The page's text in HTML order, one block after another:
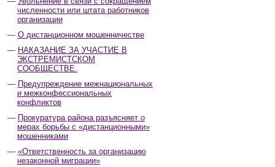
численности или штата работников
организации
О дистанционном мошенничестве
НАКАЗАНИЕ ЗА УЧАСТИЕ В
ЭКСТРЕМИСТСКОМ
СООБЩЕСТВЕ.
Предупреждение межнациональных
и межконфессиональных
конфликтов
Прокуратура района разъясняет о
мерах борьбы с «дистанционными»
мошенниками
«Ответственность за организацию
незаконной миграции»